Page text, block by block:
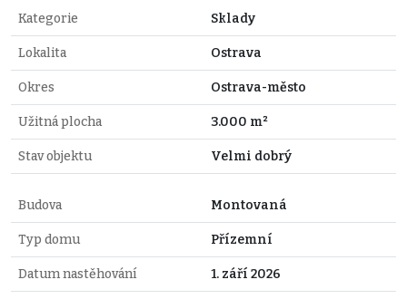
Kategorie Sklady
Lokalita Ostrava
Okres Ostrava-město
Užitná plocha 3.000 m²
Stav objektu Velmi dobrý
Budova Montovaná
Typ domu Přízemní
Datum nastěhování 1. září 2026